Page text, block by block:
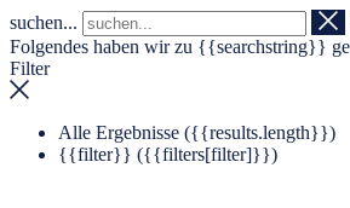
Navigation überspringen
Zum Footer springen
suchen...
Folgendes haben wir zu {{searchstring}}
Filter
Alle Ergebnisse ({{results.length}})
{{filter}} ({{filters[filter]}})